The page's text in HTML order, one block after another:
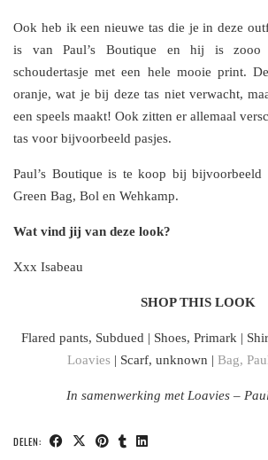
Ook heb ik een nieuwe tas die je in deze
is van Paul’s Boutique en hij is
schoudertasje met een hele mooie print.
oranje, wat je bij deze tas niet verwacht,
een speels maakt! Ook zitten er allemaal
tas voor bijvoorbeeld pasjes.
Paul’s Boutique is te koop bij
Green Bag, Bol en Wehkamp.
Wat vind jij van deze look?
Xxx Isabeau
SHOP THIS LOOK
Flared pants, Subdued | Shoes, Primark |
Loavies | Scarf, unknown | Bag,
In samenwerking met Loavies –
DELEN: